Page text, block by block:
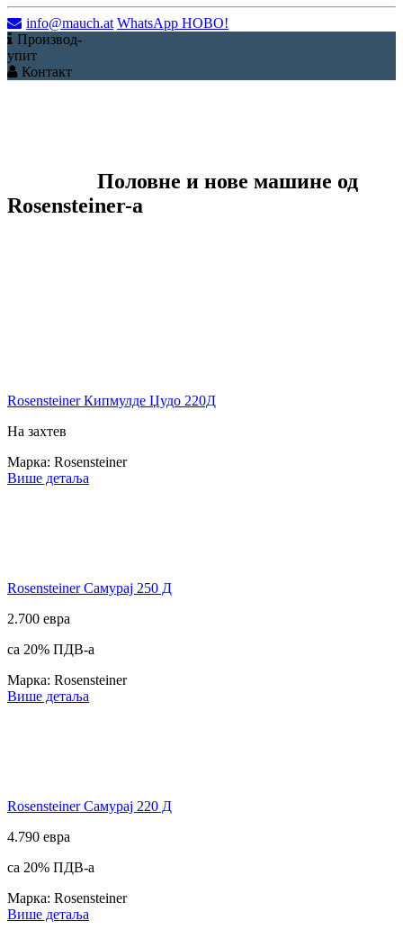
info@mauch.at WhatsApp НОВО!
Производ-
упит
Контакт
Половне и нове машине од
Rosensteiner-а
Rosensteiner Кипмулде Џудо 220Д
На захтев
Марка: Rosensteiner
Више детаља
Rosensteiner Самурај 250 Д
2.700 евра
са 20% ПДВ-а
Марка: Rosensteiner
Више детаља
Rosensteiner Самурај 220 Д
4.790 евра
са 20% ПДВ-а
Марка: Rosensteiner
Више детаља